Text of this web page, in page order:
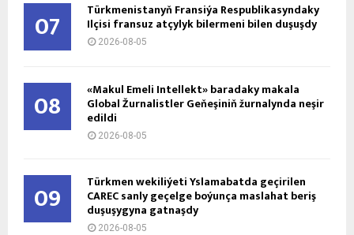
07 Türkmenistanyň Fransiýa Respublikasyndaky
Ilçisi fransuz atçylyk bilermeni bilen duşuşdy
2026-08-05
08 «Makul Emeli Intellekt» baradaky makala
Global Žurnalistler Geňeşiniň žurnalynda neşir
edildi
2026-08-05
09 Türkmen wekiliýeti Yslamabatda geçirilen
CAREC sanly geçelge boýunça maslahat beriş
duşuşygyna gatnaşdy
2026-08-05